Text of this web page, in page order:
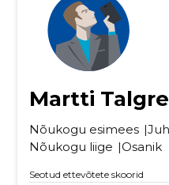
Martti Talgre
Nõukogu esimees
Nõukogu liige
Osanik
Seotud ettevõtete skoorid